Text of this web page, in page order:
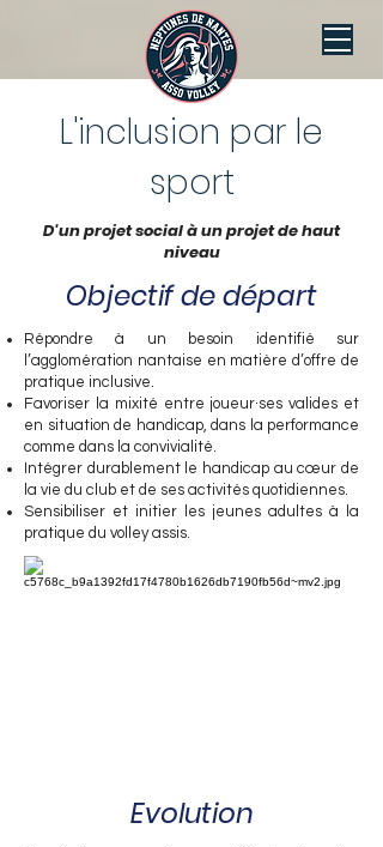
L'inclusion par le
sport
D'un projet social à un projet de haut
niveau
Objectif de départ
Répondre à un besoin identifié sur
l’agglomération nantaise en matière d’offre de
pratique inclusive.
Favoriser la mixité entre joueur·ses valides et
en situation de handicap, dans la performance
comme dans la convivialité.
Intégrer durablement le handicap au cœur de
la vie du club et de ses activités quotidiennes.
Sensibiliser et initier les jeunes adultes à la
pratique du volley assis.
Evolution